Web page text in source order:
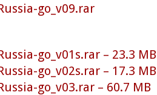
go_v09.rar
go_v01s.rar – 23.3 MB
go_v02s.rar – 17.3 MB
go_v03.rar – 60.7 MB